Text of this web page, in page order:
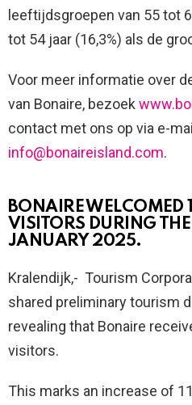
leeftijdsgroepen van 55 tot
tot 54 jaar (16,3%) als de
Voor meer informatie over
van Bonaire, bezoek
contact met ons op via e-
info@bonaireisland.com.
BONAIRE WELCOMED
VISITORS DURING
JANUARY 2025.
Kralendijk,- Tourism
shared preliminary tourism
revealing that Bonaire
visitors.
This marks an increase of